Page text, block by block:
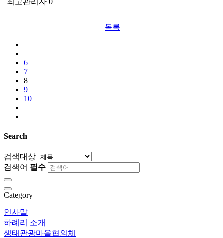
최고관리자 0
목록
6
7
8
9
10
Search
검색대상
검색어 필수
Category
인사말
하례리 소개
생태관광마을협의체